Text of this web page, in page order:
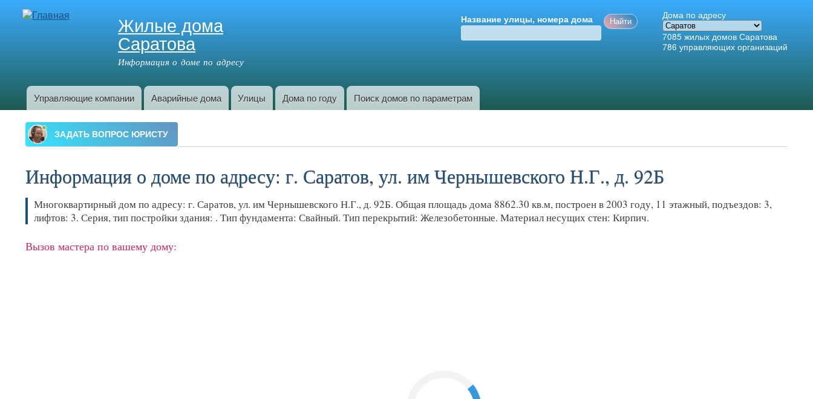
Жилые дома
Саратова
Информация о доме по адресу
Название улицы, номера дома
Дома по адресу
7085 жилых домов Саратова
786 управляющих организаций
Главное меню
Управляющие компании Аварийные дома Улицы Дома по году Поиск домов по параметрам
Информация о доме по адресу: г. Саратов, ул. им Чернышевского Н.Г., д. 92Б
Многоквартирный дом по адресу: г. Саратов, ул. им Чернышевского Н.Г., д. 92Б. Общая площадь дома 8862.30 кв.м, построен в 2003 году, 11 этажный, подъездов: 3,
лифтов: 3. Серия, тип постройки здания: . Тип фундамента: Свайный. Тип перекрытий: Железобетонные. Материал несущих стен: Кирпич.
Вызов мастера по вашему дому: